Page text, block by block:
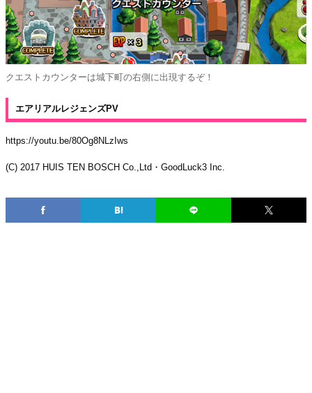
クエストカウンターは城下町の右側に出現するぞ！
エアリアルレジェンズPV
https://youtu.be/80Og8NLzIws
(C) 2017 HUIS TEN BOSCH Co.,Ltd・GoodLuck3 Inc.